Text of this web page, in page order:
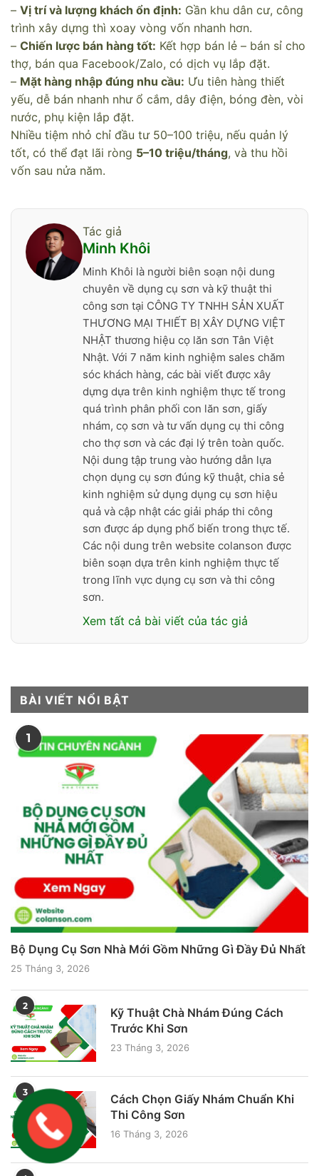
– Vị trí và lượng khách ổn định: Gần khu dân cư, công
trình xây dựng thì xoay vòng vốn nhanh hơn.
– Chiến lược bán hàng tốt: Kết hợp bán lẻ – bán sỉ cho
thợ, bán qua Facebook/Zalo, có dịch vụ lắp đặt.
– Mặt hàng nhập đúng nhu cầu: Ưu tiên hàng thiết
yếu, dễ bán nhanh như ổ cắm, dây điện, bóng đèn, vòi
nước, phụ kiện lắp đặt.
Nhiều tiệm nhỏ chỉ đầu tư 50–100 triệu, nếu quản lý
tốt, có thể đạt lãi ròng 5–10 triệu/tháng, và thu hồi
vốn sau nửa năm.
Tác giả
Minh Khôi
Minh Khôi là người biên soạn nội dung
chuyên về dụng cụ sơn và kỹ thuật thi
công sơn tại CÔNG TY TNHH SẢN XUẤT
THƯƠNG MẠI THIẾT BỊ XÂY DỰNG VIỆT
NHẬT thương hiệu cọ lăn sơn Tân Việt
Nhật. Với 7 năm kinh nghiệm sales chăm
sóc khách hàng, các bài viết được xây
dựng dựa trên kinh nghiệm thực tế trong
quá trình phân phối con lăn sơn, giấy
nhám, cọ sơn và tư vấn dụng cụ thi công
cho thợ sơn và các đại lý trên toàn quốc.
Nội dung tập trung vào hướng dẫn lựa
chọn dụng cụ sơn đúng kỹ thuật, chia sẻ
kinh nghiệm sử dụng dụng cụ sơn hiệu
quả và cập nhật các giải pháp thi công
sơn được áp dụng phổ biến trong thực tế.
Các nội dung trên website colanson được
biên soạn dựa trên kinh nghiệm thực tế
trong lĩnh vực dụng cụ sơn và thi công
sơn.
Xem tất cả bài viết của tác giả
BÀI VIẾT NỔI BẬT
1
Bộ Dụng Cụ Sơn Nhà Mới Gồm Những Gì Đầy Đủ Nhất
25 Tháng 3, 2026
2
Kỹ Thuật Chà Nhám Đúng Cách
Trước Khi Sơn
23 Tháng 3, 2026
3
Cách Chọn Giấy Nhám Chuẩn Khi
Thi Công Sơn
16 Tháng 3, 2026